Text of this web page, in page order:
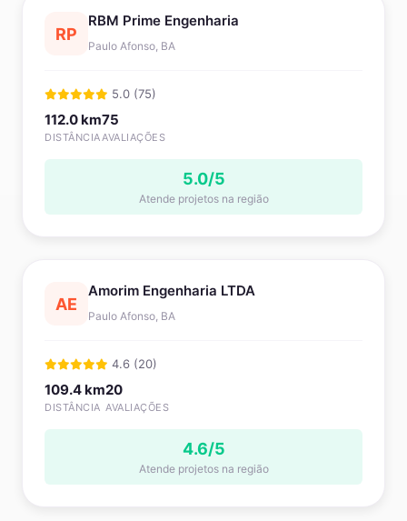
RP
RBM Prime Engenharia
Paulo Afonso, BA
5.0 (75)
112.0 km
DISTÂNCIA
75
AVALIAÇÕES
5.0/5
Atende projetos na região
AE
Amorim Engenharia LTDA
Paulo Afonso, BA
4.6 (20)
109.4 km
DISTÂNCIA
20
AVALIAÇÕES
4.6/5
Atende projetos na região